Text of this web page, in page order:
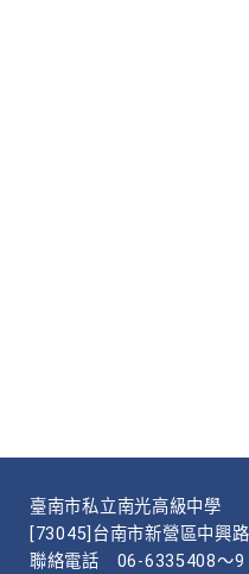
臺南市私立南光高級中學
[73045]台南市新營區中興
聯絡電話
06-6335408～9